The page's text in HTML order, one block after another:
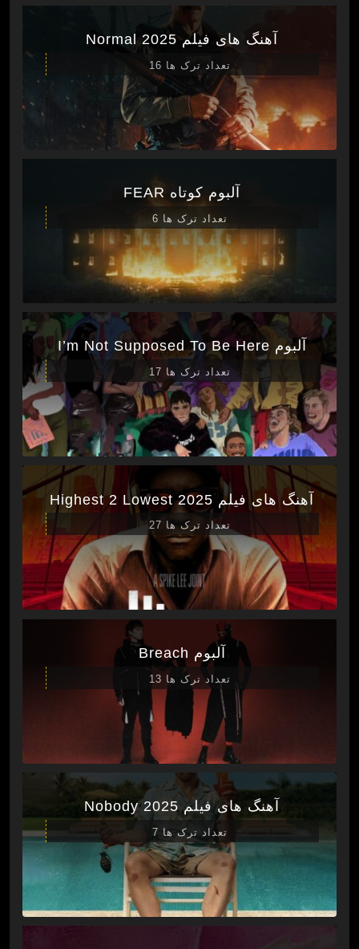
آهنگ های فیلم Normal 2025
تعداد ترک ها 16
آلبوم کوتاه FEAR
تعداد ترک ها 6
آلبوم I’m Not Supposed To Be Here
تعداد ترک ها 17
آهنگ های فیلم Highest 2 Lowest 2025
تعداد ترک ها 27
آلبوم Breach
تعداد ترک ها 13
آهنگ های فیلم Nobody 2025
تعداد ترک ها 7